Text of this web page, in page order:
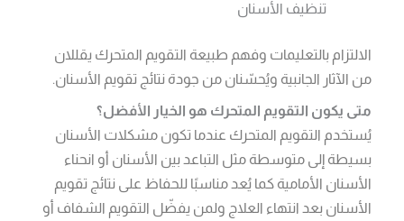
تنظيف الأسنان
الالتزام بالتعليمات وفهم طبيعة التقويم المتحرك يقللان
من الآثار الجانبية ويُحسّنان من جودة نتائج تقويم الأسنان.
متى يكون التقويم المتحرك هو الخيار الأفضل؟
يُستخدم التقويم المتحرك عندما تكون مشكلات الأسنان
بسيطة إلى متوسطة مثل التباعد بين الأسنان أو انحناء
الأسنان الأمامية كما يُعد مناسبًا للحفاظ على نتائج تقويم
الأسنان بعد انتهاء العلاج ولمن يفضّل التقويم الشفاف أو